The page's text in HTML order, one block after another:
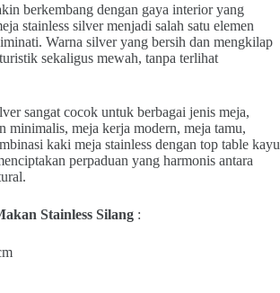
berkembang dengan gaya interior yang
stainless silver menjadi salah satu elemen
Warna silver yang bersih dan mengkilap
sekaligus mewah, tanpa terlihat
sangat cocok untuk berbagai jenis meja,
minimalis, meja kerja modern, meja tamu,
kaki meja stainless dengan top table kayu
perpaduan yang harmonis antara
Stainless Silang :